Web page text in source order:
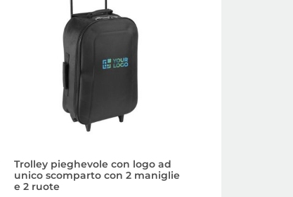
Trolley pieghevole con logo ad
unico scomparto con 2 maniglie
e 2 ruote